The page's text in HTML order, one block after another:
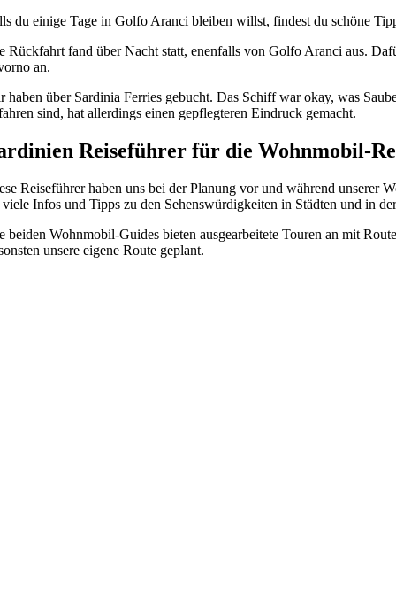
du einige Tage in Golfo Aranci bleiben willst, findest du schöne
Rückfahrt fand über Nacht statt, enenfalls von Golfo Aranci aus.
an.
haben über Sardinia Ferries gebucht. Das Schiff war okay, was
sind, hat allerdings einen gepflegteren Eindruck gemacht.
Reiseführer für die Wohnmobil-
Reiseführer haben uns bei der Planung vor und während unserer
viele Infos und Tipps zu den Sehenswürdigkeiten in Städten und in
beiden Wohnmobil-Guides bieten ausgearbeitete Touren an mit
unsere eigene Route geplant.